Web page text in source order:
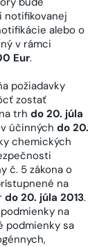
notifikovanej
alebo o
v rámci
Eur.
požiadavky
zostať
trh do 20. júla
účinných do 20.
chemických
č. 5 zákona o
na
do 20. júla 2013.
na
podmienky sa